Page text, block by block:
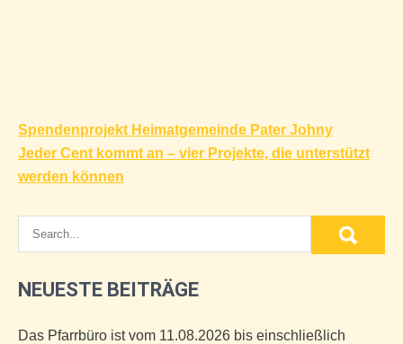
Beitragsnavigation
Spendenprojekt Heimatgemeinde Pater Johny
Jeder Cent kommt an – vier Projekte, die unterstützt
werden können
NEUESTE BEITRÄGE
Das Pfarrbüro ist vom 11.08.2026 bis einschließlich